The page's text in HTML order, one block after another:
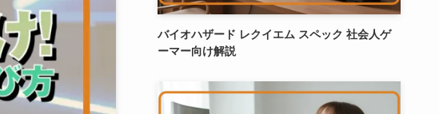
バイオハザード レクイエム スペック 社会人ゲ
ーマー向け解説